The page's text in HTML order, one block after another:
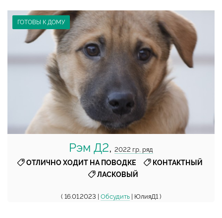
ГОТОВЫ К ДОМУ
Рэм Д2, 2022 г.р, ряд
ОТЛИЧНО ХОДИТ НА ПОВОДКЕ
КОНТАКТНЫЙ
ЛАСКОВЫЙ
( 16.01.2023 | Обсудить | ЮлияД1 )